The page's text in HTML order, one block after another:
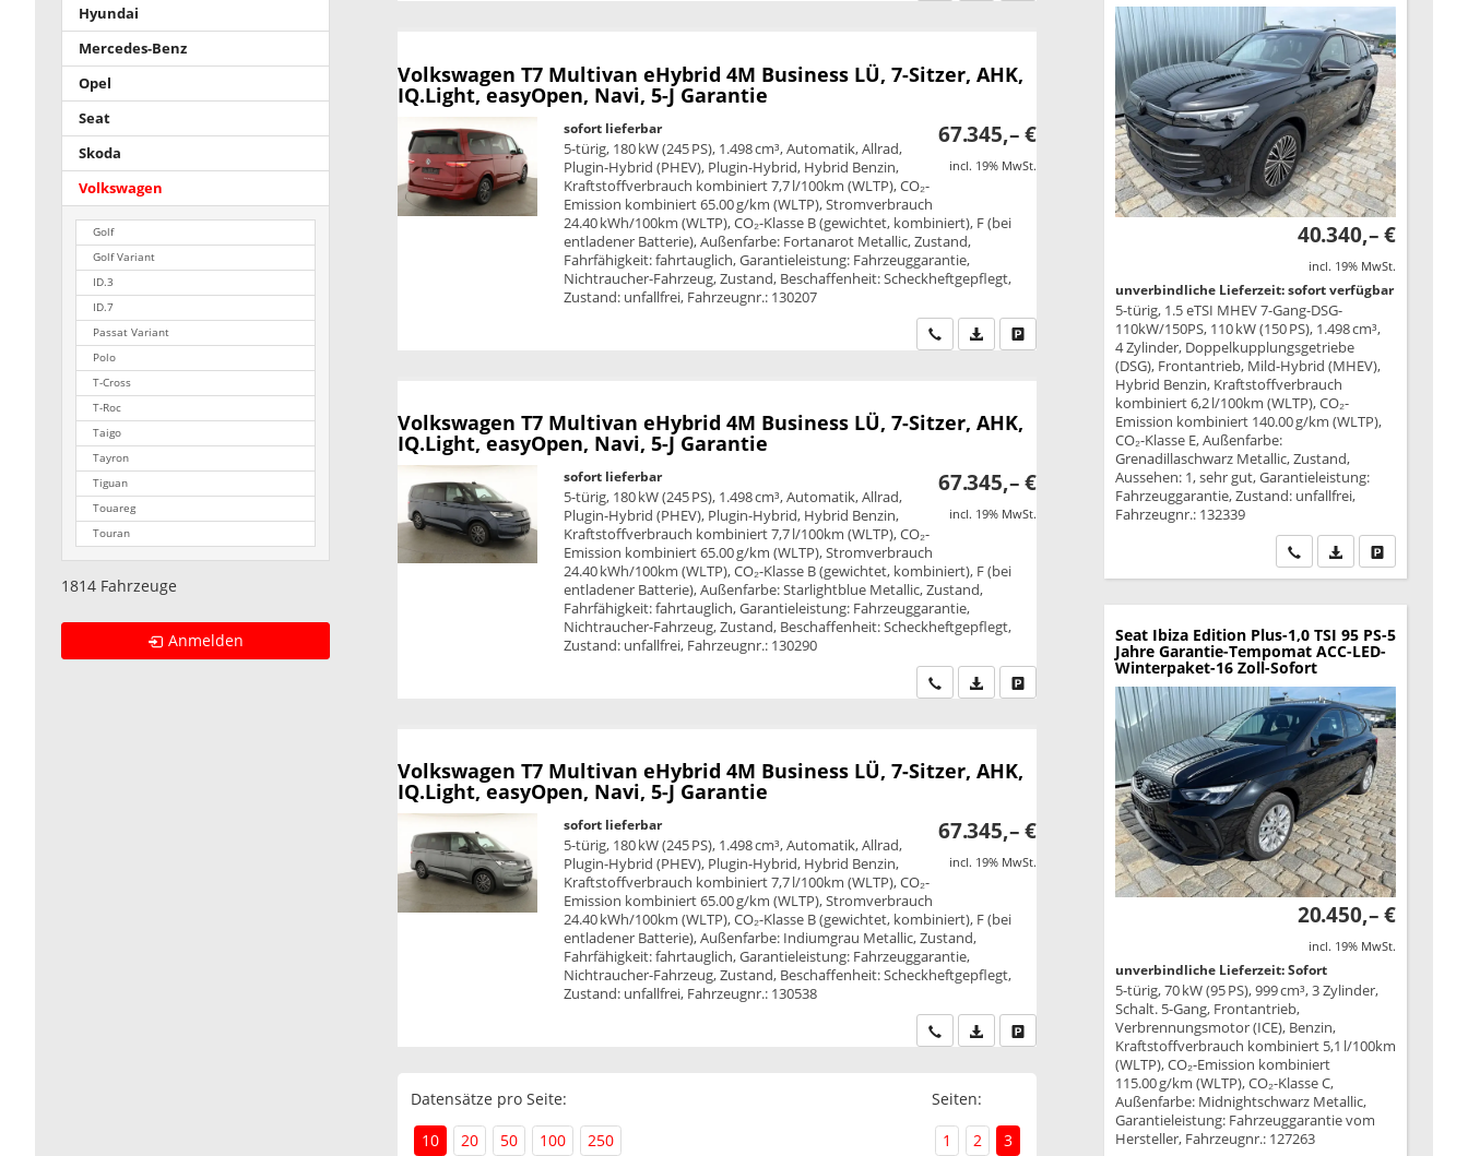
Volkswagen T7 Multivan eHybrid 4M Business LÜ, 7-Sitzer, AHK,
IQ.Light, easyOpen, Navi, 5-J Garantie
67.345,– €
incl. 19% MwSt.
sofort lieferbar
5-türig, 180 kW (245 PS), 1.498 cm³, Automatik, Allrad,
Plugin-Hybrid (PHEV), Plugin-Hybrid, Hybrid Benzin,
Kraftstoffverbrauch kombiniert 7,7 l/100km (WLTP), CO₂-
Emission kombiniert 65.00 g/km (WLTP), Stromverbrauch
24.40 kWh/100km (WLTP), CO₂-Klasse B (gewichtet, kombiniert), F (bei
entladener Batterie), Außenfarbe: Fortanarot Metallic, Zustand,
Fahrfähigkeit: fahrtauglich, Garantieleistung: Fahrzeuggarantie,
Nichtraucher-Fahrzeug, Zustand, Beschaffenheit: Scheckheftgepflegt,
Zustand: unfallfrei, Fahrzeugnr.: 130207
Wir rufen Sie anPDF-Datei, Fahrzeugexposé drucken
Drucken, parken oder vergleichen
Volkswagen T7 Multivan eHybrid 4M Business LÜ, 7-Sitzer, AHK,
IQ.Light, easyOpen, Navi, 5-J Garantie
67.345,– €
incl. 19% MwSt.
sofort lieferbar
5-türig, 180 kW (245 PS), 1.498 cm³, Automatik, Allrad,
Plugin-Hybrid (PHEV), Plugin-Hybrid, Hybrid Benzin,
Kraftstoffverbrauch kombiniert 7,7 l/100km (WLTP), CO₂-
Emission kombiniert 65.00 g/km (WLTP), Stromverbrauch
24.40 kWh/100km (WLTP), CO₂-Klasse B (gewichtet, kombiniert), F (bei
entladener Batterie), Außenfarbe: Starlightblue Metallic, Zustand,
Fahrfähigkeit: fahrtauglich, Garantieleistung: Fahrzeuggarantie,
Nichtraucher-Fahrzeug, Zustand, Beschaffenheit: Scheckheftgepflegt,
Zustand: unfallfrei, Fahrzeugnr.: 130290
Wir rufen Sie anPDF-Datei, Fahrzeugexposé drucken
Drucken, parken oder vergleichen
Volkswagen T7 Multivan eHybrid 4M Business LÜ, 7-Sitzer, AHK,
IQ.Light, easyOpen, Navi, 5-J Garantie
67.345,– €
incl. 19% MwSt.
sofort lieferbar
5-türig, 180 kW (245 PS), 1.498 cm³, Automatik, Allrad,
Plugin-Hybrid (PHEV), Plugin-Hybrid, Hybrid Benzin,
Kraftstoffverbrauch kombiniert 7,7 l/100km (WLTP), CO₂-
Emission kombiniert 65.00 g/km (WLTP), Stromverbrauch
24.40 kWh/100km (WLTP), CO₂-Klasse B (gewichtet, kombiniert), F (bei
entladener Batterie), Außenfarbe: Indiumgrau Metallic, Zustand,
Fahrfähigkeit: fahrtauglich, Garantieleistung: Fahrzeuggarantie,
Nichtraucher-Fahrzeug, Zustand, Beschaffenheit: Scheckheftgepflegt,
Zustand: unfallfrei, Fahrzeugnr.: 130538
Wir rufen Sie anPDF-Datei, Fahrzeugexposé drucken
Drucken, parken oder vergleichen
Datensätze pro Seite:
10
20 50 100 250
Seiten:
1
2 3
Hyundai
Mercedes-Benz
Opel
Seat
Skoda
Volkswagen
Golf
Golf Variant
ID.3
ID.7
Passat Variant
Polo
T-Cross
T-Roc
Taigo
Tayron
Tiguan
Touareg
Touran
1814 Fahrzeuge
Anmelden
40.340,– €
incl. 19% MwSt.
unverbindliche Lieferzeit: sofort verfügbar
5-türig, 1.5 eTSI MHEV 7-Gang-DSG-
110kW/150PS, 110 kW (150 PS), 1.498 cm³,
4 Zylinder, Doppelkupplungsgetriebe
(DSG), Frontantrieb, Mild-Hybrid (MHEV),
Hybrid Benzin, Kraftstoffverbrauch
kombiniert 6,2 l/100km (WLTP), CO₂-
Emission kombiniert 140.00 g/km (WLTP),
CO₂-Klasse E, Außenfarbe:
Grenadillaschwarz Metallic, Zustand,
Aussehen: 1, sehr gut, Garantieleistung:
Fahrzeuggarantie, Zustand: unfallfrei,
Fahrzeugnr.: 132339
Wir rufen Sie an
PDF-Datei,Drucken,
Seat Ibiza Edition Plus-1,0 TSI 95 PS-5
Jahre Garantie-Tempomat ACC-LED-
Winterpaket-16 Zoll-Sofort
20.450,– €
incl. 19% MwSt.
unverbindliche Lieferzeit: Sofort
5-türig, 70 kW (95 PS), 999 cm³, 3 Zylinder,
Schalt. 5-Gang, Frontantrieb,
Verbrennungsmotor (ICE), Benzin,
Kraftstoffverbrauch kombiniert 5,1 l/100km
(WLTP), CO₂-Emission kombiniert
115.00 g/km (WLTP), CO₂-Klasse C,
Außenfarbe: Midnightschwarz Metallic,
Garantieleistung: Fahrzeuggarantie vom
Hersteller, Fahrzeugnr.: 127263